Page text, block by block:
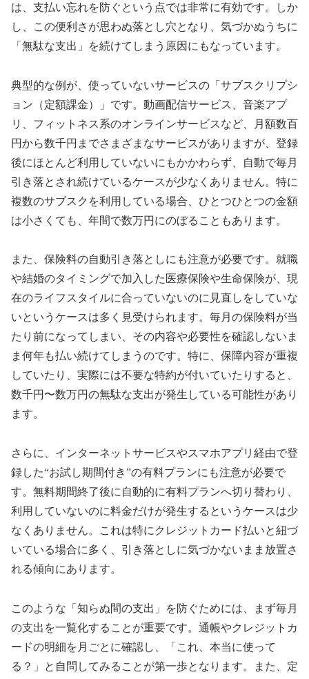
は、支払い忘れを防ぐという点では非常に有効です。しか
し、この便利さが思わぬ落とし穴となり、気づかぬうちに
「無駄な支出」を続けてしまう原因にもなっています。
典型的な例が、使っていないサービスの「サブスクリプシ
ョン（定額課金）」です。動画配信サービス、音楽アプ
リ、フィットネス系のオンラインサービスなど、月額数百
円から数千円までさまざまなサービスがありますが、登録
後にほとんど利用していないにもかかわらず、自動で毎月
引き落とされ続けているケースが少なくありません。特に
複数のサブスクを利用している場合、ひとつひとつの金額
は小さくても、年間で数万円にのぼることもあります。
また、保険料の自動引き落としにも注意が必要です。就職
や結婚のタイミングで加入した医療保険や生命保険が、現
在のライフスタイルに合っていないのに見直しをしていな
いというケースは多く見受けられます。毎月の保険料が当
たり前になってしまい、その内容や必要性を確認しないま
ま何年も払い続けてしまうのです。特に、保障内容が重複
していたり、実際には不要な特約が付いていたりすると、
数千円〜数万円の無駄な支出が発生している可能性があり
ます。
さらに、インターネットサービスやスマホアプリ経由で登
録した“お試し期間付き”の有料プランにも注意が必要で
す。無料期間終了後に自動的に有料プランへ切り替わり、
利用していないのに料金だけが発生するというケースは少
なくありません。これは特にクレジットカード払いと紐づ
いている場合に多く、引き落としに気づかないまま放置さ
れる傾向にあります。
このような「知らぬ間の支出」を防ぐためには、まず毎月
の支出を一覧化することが重要です。通帳やクレジットカ
ードの明細を月ごとに確認し、「これ、本当に使って
る？」と自問してみることが第一歩となります。また、定